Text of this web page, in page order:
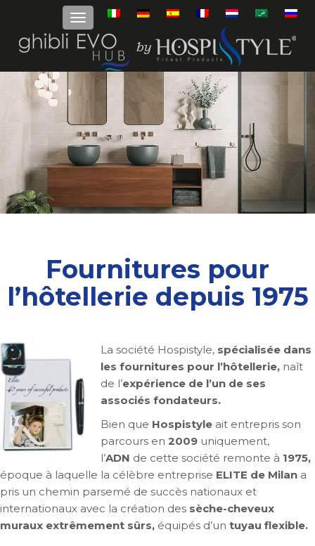
Fournitures pour
l’hôtellerie depuis 1975
La société Hospistyle, spécialisée dans
les fournitures pour l’hôtellerie,naît
de l’expérience de l’un de ses
associés fondateurs.
Bien que Hospistyleait entrepris son
parcours en 2009uniquement,
l’ADN de cette société remonte à 1975,
époque à laquelle la célèbre entreprise ELITE de Milan a
pris un chemin parsemé de succès nationaux et
internationaux avec la création des sèche-cheveux
muraux extrêmement sûrs, équipés d’un tuyau flexible.